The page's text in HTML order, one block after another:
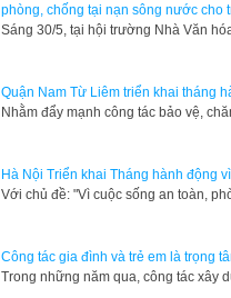
phòng, chống tại nạn sông nước cho
Sáng 30/5, tại hội trường Nhà Văn
Quận Nam Từ Liêm triển khai tháng
Nhằm đẩy mạnh công tác bảo vệ,
Hà Nội Triển khai Tháng hành động
Với chủ đề: "Vì cuộc sống an toàn,
Công tác gia đình và trẻ em là trọng
Trong những năm qua, công tác xây